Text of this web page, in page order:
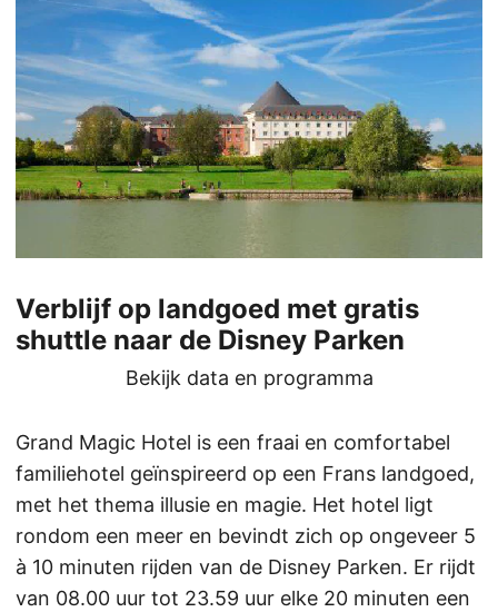
Verblijf op landgoed met gratis
shuttle naar de Disney Parken
Bekijk data en programma
Grand Magic Hotel is een fraai en comfortabel
familiehotel geïnspireerd op een Frans landgoed,
met het thema illusie en magie. Het hotel ligt
rondom een meer en bevindt zich op ongeveer 5
à 10 minuten rijden van de Disney Parken. Er rijdt
van 08.00 uur tot 23.59 uur elke 20 minuten een